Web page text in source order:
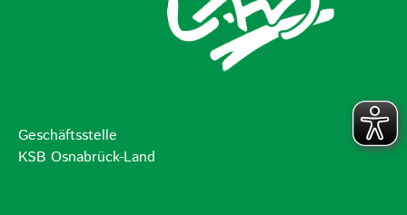
Geschäftsstelle
KSB Osnabrück-Land